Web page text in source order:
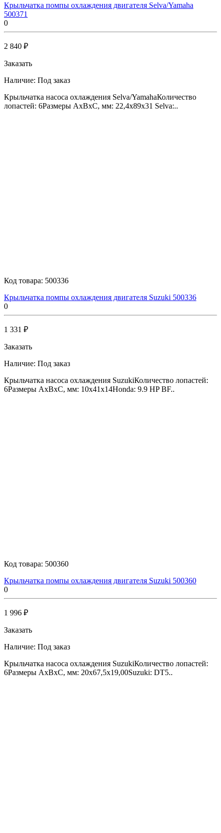
Крыльчатка помпы охлаждения двигателя Selva/Yamaha
500371
0
2 840 ₽
Заказать
Наличие: Под заказ
Крыльчатка насоса охлаждения Selva/YamahaКоличество
лопастей: 6Размеры AxBxC, мм: 22,4x89x31 Selva:..
Код товара: 500336
Крыльчатка помпы охлаждения двигателя Suzuki 500336
0
1 331 ₽
Заказать
Наличие: Под заказ
Крыльчатка насоса охлаждения SuzukiКоличество лопастей:
6Размеры AxBxC, мм: 10x41x14Honda: 9.9 HP BF..
Код товара: 500360
Крыльчатка помпы охлаждения двигателя Suzuki 500360
0
1 996 ₽
Заказать
Наличие: Под заказ
Крыльчатка насоса охлаждения SuzukiКоличество лопастей:
6Размеры AxBxC, мм: 20x67,5x19,00Suzuki: DT5..